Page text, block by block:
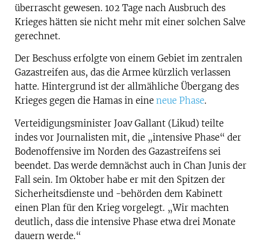
überrascht gewesen. 102 Tage nach Ausbruch des
Krieges hätten sie nicht mehr mit einer solchen Salve
gerechnet.
Der Beschuss erfolgte von einem Gebiet im zentralen
Gazastreifen aus, das die Armee kürzlich verlassen
hatte. Hintergrund ist der allmähliche Übergang des
Krieges gegen die Hamas in eine neue Phase.
Verteidigungsminister Joav Gallant (Likud) teilte
indes vor Journalisten mit, die „intensive Phase“ der
Bodenoffensive im Norden des Gazastreifens sei
beendet. Das werde demnächst auch in Chan Junis der
Fall sein. Im Oktober habe er mit den Spitzen der
Sicherheitsdienste und -behörden dem Kabinett
einen Plan für den Krieg vorgelegt. „Wir machten
deutlich, dass die intensive Phase etwa drei Monate
dauern werde.“